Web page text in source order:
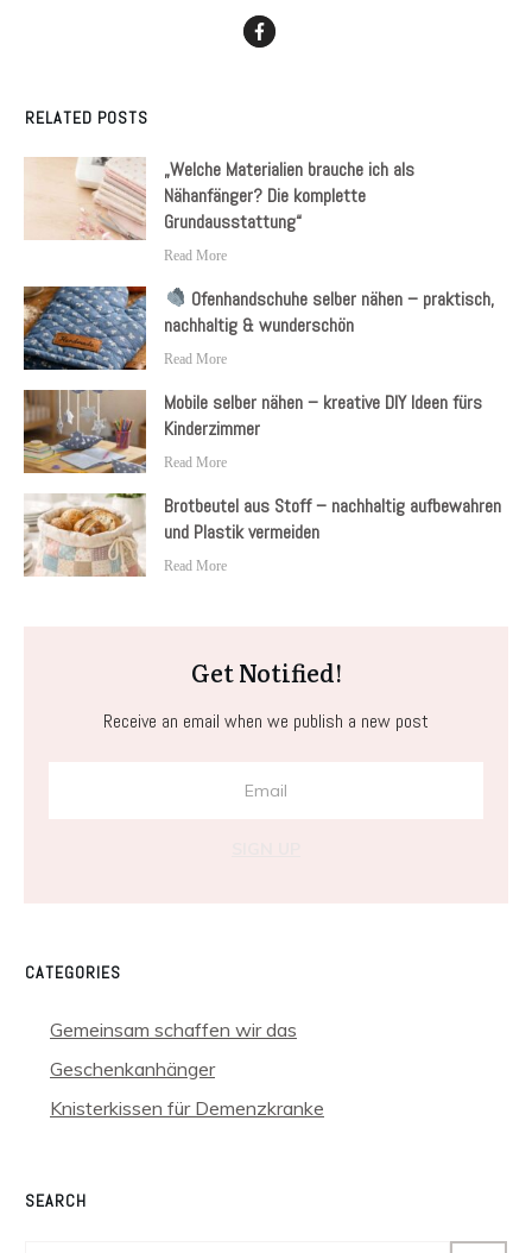
RELATED POSTS
„Welche Materialien brauche ich als
Nähanfänger? Die komplette
Grundausstattung“
Read More
Ofenhandschuhe selber nähen – praktisch,
nachhaltig & wunderschön
Read More
Mobile selber nähen – kreative DIY Ideen fürs
Kinderzimmer
Read More
Brotbeutel aus Stoff – nachhaltig aufbewahren
und Plastik vermeiden
Read More
Get Notified!
Receive an email when we publish a new post
CATEGORIES
Gemeinsam schaffen wir das
Geschenkanhänger
Knisterkissen für Demenzkranke
SEARCH